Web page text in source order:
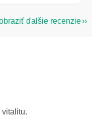
ďalšie recenzie
vitalitu.